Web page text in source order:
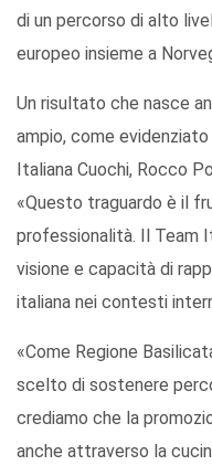
di un percorso di alto
europeo insieme a
Un risultato che nasce
ampio, come
Italiana Cuochi, Rocco
«Questo traguardo è il
professionalità. Il Team
visione e capacità di
italiana nei contesti
«Come Regione
scelto di sostenere
crediamo che la
anche attraverso la